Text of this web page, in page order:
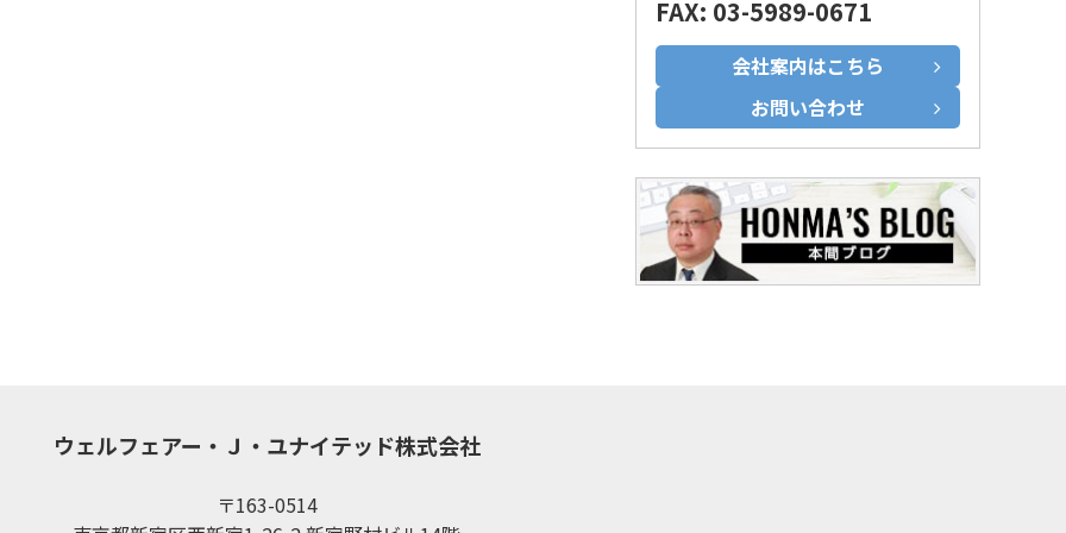
FAX: 03-5989-0671
会社案内はこちら
お問い合わせ
ウェルフェアー・Ｊ・ユナイテッド株式会社
〒163-0514